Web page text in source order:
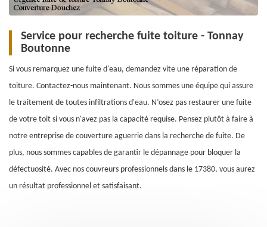
Service pour recherche fuite toiture - Tonnay
Boutonne
Si vous remarquez une fuite d'eau, demandez vite une réparation de
toiture. Contactez-nous maintenant. Nous sommes une équipe qui assure
le traitement de toutes infiltrations d'eau. N’osez pas restaurer une fuite
de votre toit si vous n'avez pas la capacité requise. Pensez plutôt à faire à
notre entreprise de couverture aguerrie dans la recherche de fuite. De
plus, nous sommes capables de garantir le dépannage pour bloquer la
défectuosité. Avec nos couvreurs professionnels dans le 17380, vous aurez
un résultat professionnel et satisfaisant.